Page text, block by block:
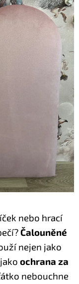
nebo hrací
Čalouněné
nejen jako
ochrana za
nebouchne